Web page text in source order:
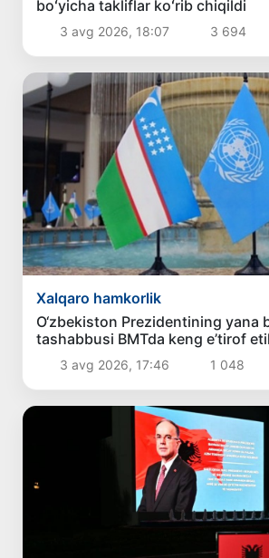
boʻyicha takliflar koʻrib chiqildi
3 avg 2026, 18:07 3 694
Xalqaro hamkorlik
O‘zbekiston Prezidentining yana
tashabbusi BMTda keng e’tirof
qilindi3 avg 2026, 17:46 1 048